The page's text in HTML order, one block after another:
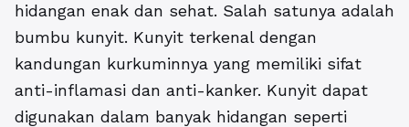
hidangan enak dan sehat. Salah satunya adalah
bumbu kunyit. Kunyit terkenal dengan
kandungan kurkuminnya yang memiliki sifat
anti-inflamasi dan anti-kanker. Kunyit dapat
digunakan dalam banyak hidangan seperti